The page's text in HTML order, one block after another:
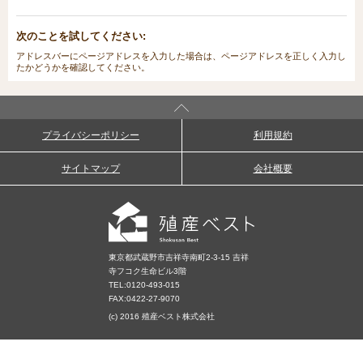
次のことを試してください:
アドレスバーにページアドレスを入力した場合は、ページアドレスを正しく入力し
たかどうかを確認してください。
プライバシーポリシー 利用規約
サイトマップ 会社概要
東京都武蔵野市吉祥寺南町2-3-15 吉祥
寺フコク生命ビル3階
TEL:0120-493-015
FAX:0422-27-9070
(c) 2016 殖産ベスト株式会社